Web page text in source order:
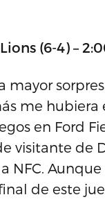
(6-4) –
mayor
me hubiera
en Ford
visitante de
NFC.
de este